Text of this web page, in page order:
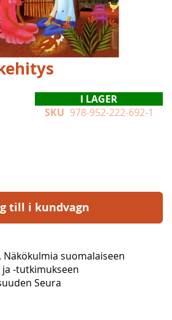
I LAGER
SKU 978-952-222-692-1
till i kundvagn
. Näkökulmia suomalaiseen
-tutkimukseen
Seura